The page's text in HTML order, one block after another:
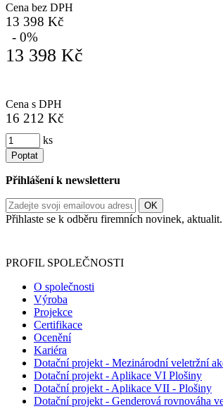
Cena bez DPH
13 398 Kč
- 0%
13 398 Kč
Cena s DPH
16 212 Kč
ks
Poptat
Přihlášení k newsletteru
Přihlaste se k odběru firemních novinek,
PROFIL SPOLEČNOSTI
O společnosti
Výroba
Projekce
Certifikace
Ocenění
Kariéra
Dotační projekt - Mezinárodní veletržní
Dotační projekt - Aplikace VI Plošiny
Dotační projekt - Aplikace VII - Plošiny
Dotační projekt - Genderová rovnováha